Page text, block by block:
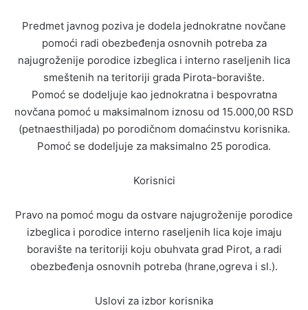
Predmet javnog poziva je dodela jednokratne novčane
pomoći radi obezbeđenja osnovnih potreba za
najugroženije porodice izbeglica i interno raseljenih lica
smeštenih na teritoriji grada Pirota-boravište.
Pomoć se dodeljuje kao jednokratna i bespovratna
novčana pomoć u maksimalnom iznosu od 15.000,00 RSD
(petnaesthiljada) po porodičnom domaćinstvu korisnika.
Pomoć se dodeljuje za maksimalno 25 porodica.
Korisnici
Pravo na pomoć mogu da ostvare najugroženije porodice
izbeglica i porodice interno raseljenih lica koje imaju
boravište na teritoriji koju obuhvata grad Pirot, a radi
obezbeđenja osnovnih potreba (hrane,ogreva i sl.).
Uslovi za izbor korisnika